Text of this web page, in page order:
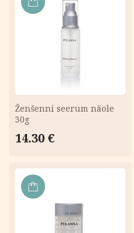
Ženšenni seerum näole
30g
14.30 €
LISA
KORVI
LISA
KORVI